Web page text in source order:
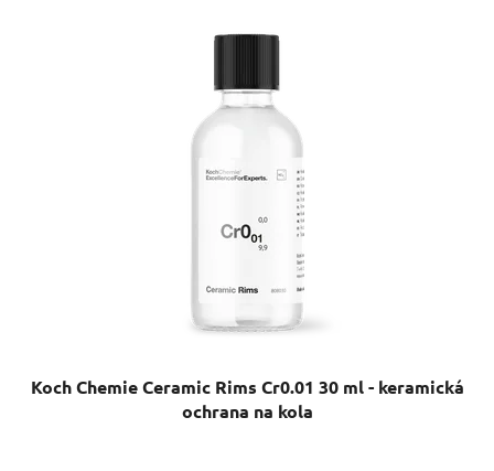
Koch Chemie Ceramic Rims Cr0.01 30 ml - keramická
ochrana na kola